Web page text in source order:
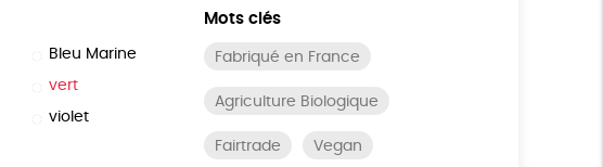
Bleu Marine
vert
violet
Mots clés
Fabriqué en France
Agriculture Biologique
Fairtrade Vegan